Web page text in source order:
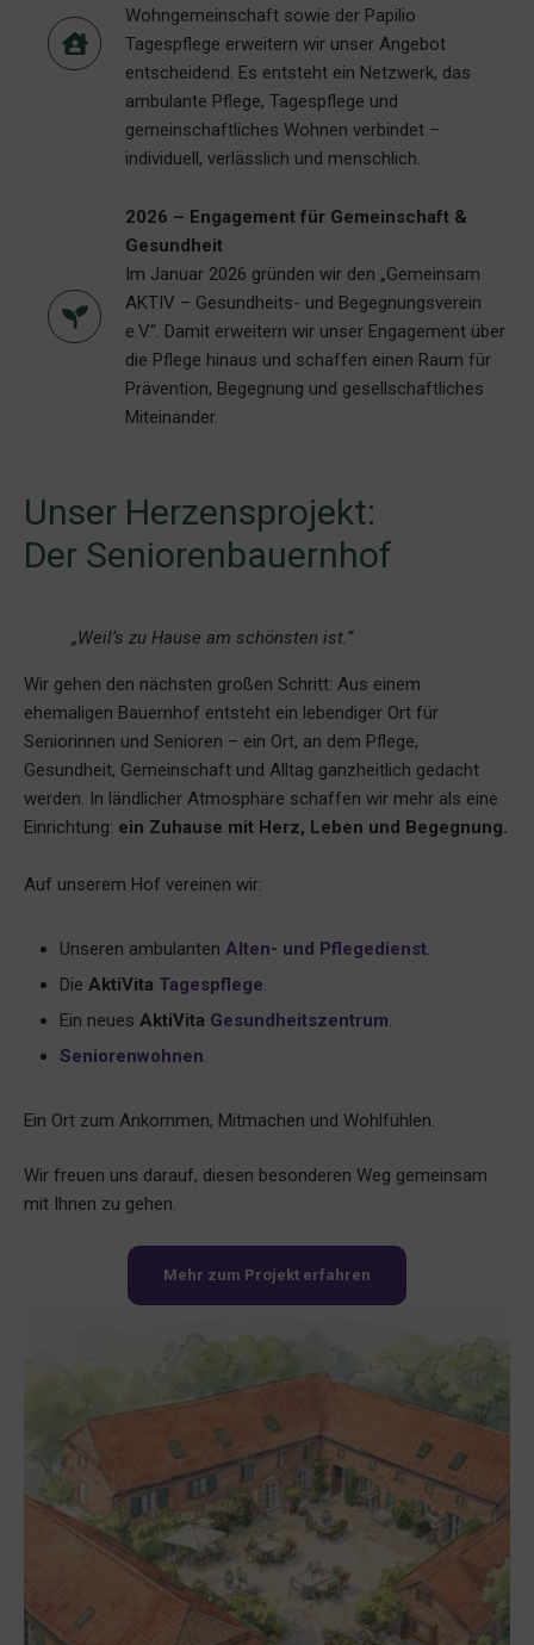
Wohngemeinschaft sowie der Papilio
Tagespflege erweitern wir unser Angebot
entscheidend. Es entsteht ein Netzwerk, das
ambulante Pflege, Tagespflege und
gemeinschaftliches Wohnen verbindet –
individuell, verlässlich und menschlich.
2026 – Engagement für Gemeinschaft &
Gesundheit
Im Januar 2026 gründen wir den „Gemeinsam
AKTIV – Gesundheits- und Begegnungsverein
e.V.“. Damit erweitern wir unser Engagement über
die Pflege hinaus und schaffen einen Raum für
Prävention, Begegnung und gesellschaftliches
Miteinander.
Unser Herzensprojekt:
Der Seniorenbauernhof
„Weil’s zu Hause am schönsten ist.“
Wir gehen den nächsten großen Schritt: Aus einem
ehemaligen Bauernhof entsteht ein lebendiger Ort für
Seniorinnen und Senioren – ein Ort, an dem Pflege,
Gesundheit, Gemeinschaft und Alltag ganzheitlich gedacht
werden. In ländlicher Atmosphäre schaffen wir mehr als eine
Einrichtung: ein Zuhause mit Herz, Leben und Begegnung.
Auf unserem Hof vereinen wir:
Unseren ambulanten Alten- und Pflegedienst
Die AktiVita Tagespflege
Ein neues AktiVita Gesundheitszentrum
Seniorenwohnen
Ein Ort zum Ankommen, Mitmachen und Wohlfühlen.
Wir freuen uns darauf, diesen besonderen Weg gemeinsam
mit Ihnen zu gehen.
Mehr zum Projekt erfahren